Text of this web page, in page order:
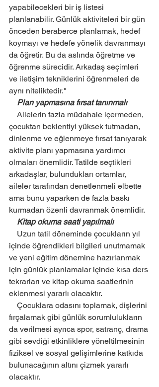
yapabilecekleri bir iş listesi
planlanabilir. Günlük aktiviteleri bir gün
önceden beraberce planlamak, hedef
koymayı ve hedefe yönelik davranmayı
da öğretir. Bu da aslında öğretme ve
öğrenme sürecidir. Arkadaş seçimleri
ve iletişim tekniklerini öğrenmeleri de
aynı niteliktedir."
    Plan yapmasına fırsat tanınmalı
çocuktan beklentiyi yüksek tutmadan,
dinlenme ve eğlenmeye fırsat tanıyarak
aktivite planı yapmasına yardımcı
olmaları önemlidir. Tatilde seçtikleri
arkadaşlar, bulundukları ortamlar,
aileler tarafından denetlenmeli elbette
ama bunu yaparken de fazla baskı
kurmadan özenli davranmak önemlidir.
    Kitap okuma saati yapılmalı
içinde öğrendikleri bilgileri unutmamak
ve yeni eğitim dönemine hazırlanmak
için günlük planlamalar içinde kısa ders
tekrarları ve kitap okuma saatlerinin
eklenmesi yararlı olacaktır.
fırçalamak gibi günlük sorumlulukların
da verilmesi ayrıca spor, satranç, drama
gibi sevdiği etkinliklere yöneltilmesinin
fiziksel ve sosyal gelişimlerine katkıda
bulunacağının altını çizmek yararlı
olacaktır.